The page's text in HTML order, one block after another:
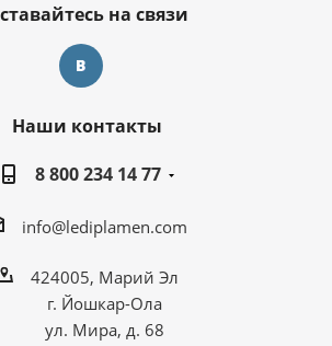
на связи
Наши контакты
8 800 234 14 77
info@lediplamen.com
424005, Марий Эл
г. Йошкар-Ола
ул. Мира, д. 68